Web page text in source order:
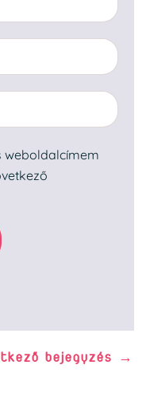
weboldalcímem
bejegyzés →